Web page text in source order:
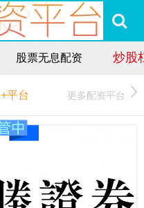
股票无息配资 炒股
+平台 更多配资平台